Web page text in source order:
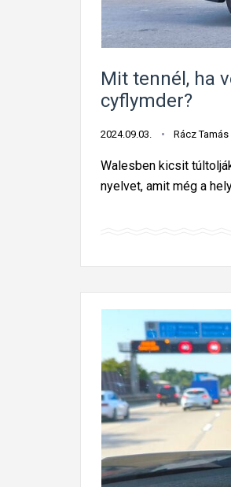
Mit tennél, ha
cyflymder?
2024.09.03. Rácz Tamás
Walesben kicsit
nyelvet, amit még a